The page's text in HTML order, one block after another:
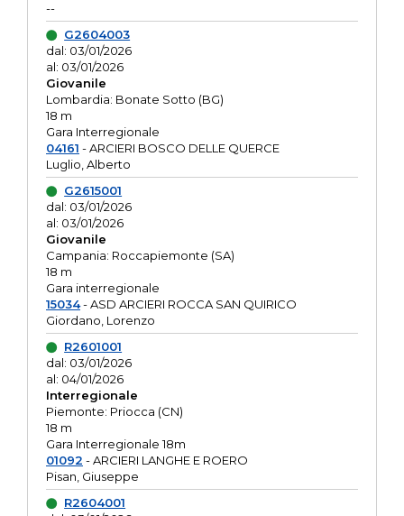
--
G2604003
dal: 03/01/2026
al: 03/01/2026
Giovanile
Lombardia: Bonate Sotto (BG)
18 m
Gara Interregionale
04161 - ARCIERI BOSCO DELLE QUERCE
Luglio, Alberto
G2615001
dal: 03/01/2026
al: 03/01/2026
Giovanile
Campania: Roccapiemonte (SA)
18 m
Gara interregionale
15034- ASD ARCIERI ROCCA SAN QUIRICO
Giordano, Lorenzo
R2601001
dal: 03/01/2026
al: 04/01/2026
Interregionale
Piemonte: Priocca (CN)
18 m
Gara Interregionale 18m
01092 - ARCIERI LANGHE E ROERO
Pisan, Giuseppe
R2604001